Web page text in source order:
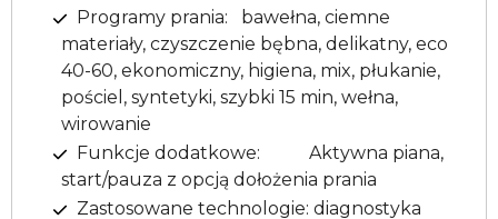
Programy prania: bawełna, ciemne
materiały, czyszczenie bębna, delikatny, eco
40-60, ekonomiczny, higiena, mix, płukanie,
pościel, syntetyki, szybki 15 min, wełna,
wirowanie
Funkcje dodatkowe: Aktywna piana,
start/pauza z opcją dołożenia prania
Zastosowane technologie: diagnostyka